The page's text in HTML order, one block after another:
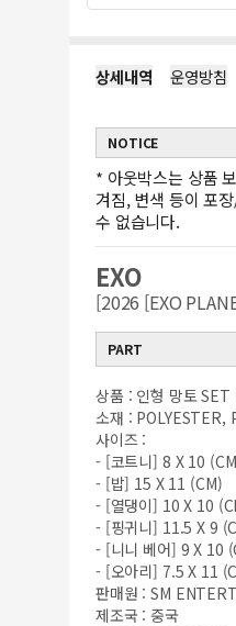
상세내역 운영방침
NOTICE
* 아웃박스는 상품
겨짐, 변색 등이 포
수 없습니다.
EXO
[2026 [EXO
PART
상품 : 인형 망토
소재 : POLYESTER,
사이즈 :
- [코트니] 8 X 10
- [밥] 15 X 11 (CM)
- [열댕이] 10 X 10
- [핑귀니] 11.5 X 9
- [니니 베어] 9 X 10
- [오아리] 7.5 X 11
판매원 : SM
제조국 : 중국